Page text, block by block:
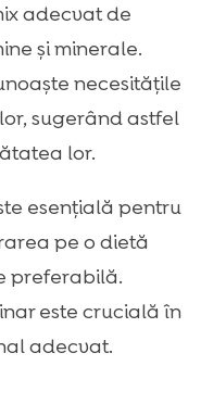
adecvat de
și minerale.
necesitățile
sugerând astfel
lor.
esențială pentru
pe o dietă
preferabilă.
este crucială în
adecvat.